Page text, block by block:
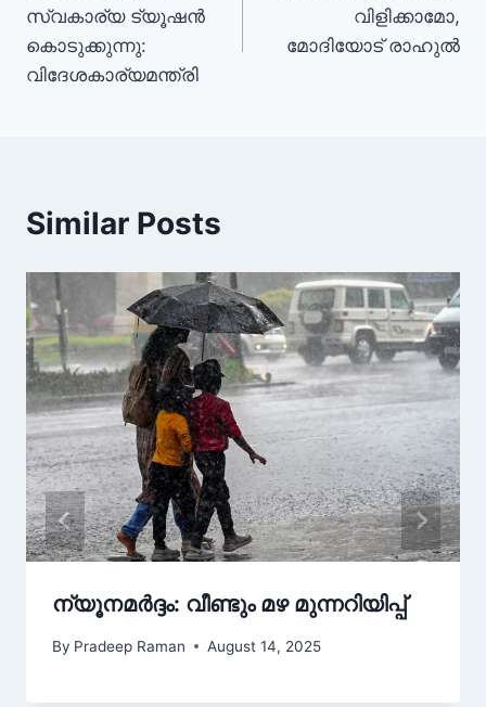
സ്വകാര്യ ട്യൂഷൻ
കൊടുക്കുന്നു:
വിദേശകാര്യമന്ത്രി
വിളിക്കാമോ,
മോദിയോട് രാഹുൽ
Similar Posts
ന്യൂനമർദ്ദം: വീണ്ടും മഴ മുന്നറിയിപ്പ്
By Pradeep Raman August 14, 2025